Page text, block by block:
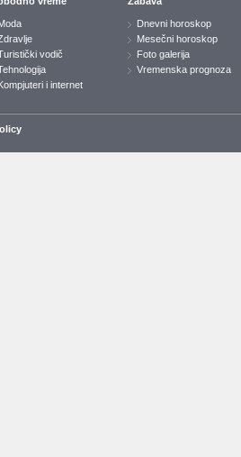
vodič
i internet
Dnevni horoskop
Mesečni horoskop
Foto galerija
Vremenska prognoza